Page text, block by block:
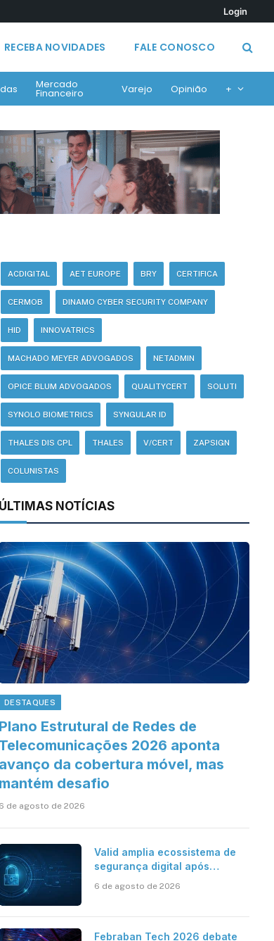
Login
RECEBA NOVIDADES FALE CONOSCO
Mercado
Financeiro Varejo Opinião +
ACDIGITAL AET EUROPE BRY CERTIFICA
CERMOB DINAMO CYBER SECURITY COMPANY
HID INNOVATRICS
MACHADO MEYER ADVOGADOS NETADMIN
OPICE BLUM ADVOGADOS QUALITYCERT SOLUTI
SYNOLO BIOMETRICS SYNGULAR ID
THALES DIS CPL THALES V/CERT ZAPSIGN
COLUNISTAS
ÚLTIMAS NOTÍCIAS
DESTAQUES
Plano Estrutural de Redes de
Telecomunicações 2026 aponta
avanço da cobertura móvel, mas
mantém desafio
6 de agosto de 2026
Valid amplia ecossistema de
segurança digital após
6 de agosto de 2026
Febraban Tech 2026 debate